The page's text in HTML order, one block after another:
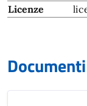
Licenze
Documenti